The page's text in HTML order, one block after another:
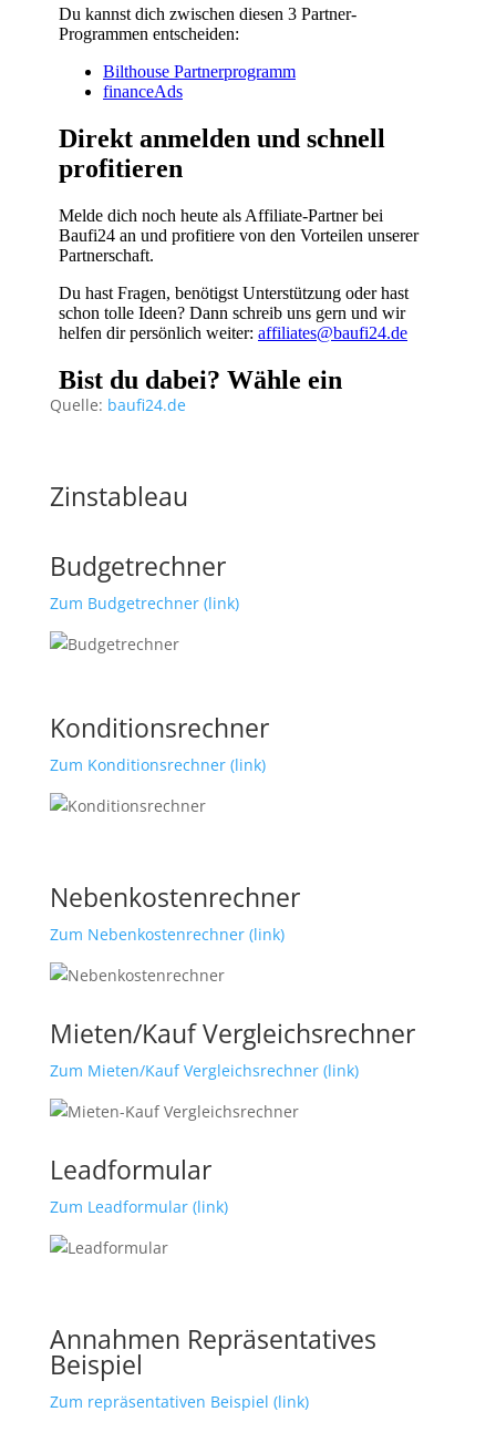
Quelle: baufi24.de
Zinstableau
Budgetrechner
Zum Budgetrechner (link)
Konditionsrechner
Zum Konditionsrechner (link)
Nebenkostenrechner
Zum Nebenkostenrechner (link)
Mieten/Kauf Vergleichsrechner
Zum Mieten/Kauf Vergleichsrechner (link)
Leadformular
Zum Leadformular (link)
Annahmen Repräsentatives
Beispiel
Zum repräsentativen Beispiel (link)